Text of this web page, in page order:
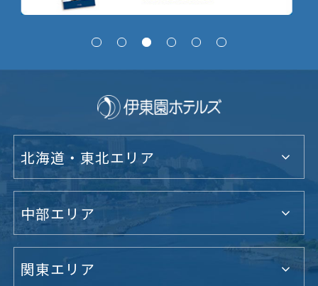
北海道・東北エリア
中部エリア
関東エリア